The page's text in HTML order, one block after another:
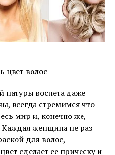
натуры воспета даже
всегда стремимся что-
мир и, конечно же,
Каждая женщина не раз
для волос,
сделает ее прическу и